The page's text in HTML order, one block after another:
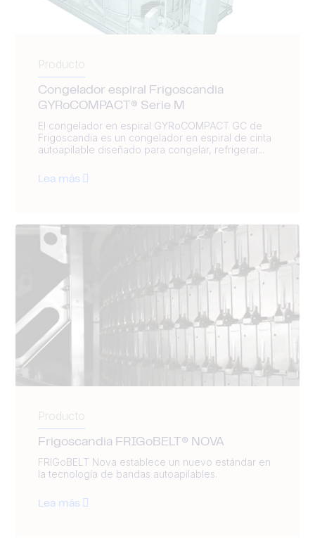
Producto
Congelador espiral Frigoscandia
GYRoCOMPACT® Serie M
El congelador en espiral GYRoCOMPACT GC de
Frigoscandia es un congelador en espiral de cinta
autoapilable diseñado para congelar, refrigerar...
Lea más
Producto
Frigoscandia FRIGoBELT® NOVA
FRIGoBELT Nova establece un nuevo estándar en
la tecnología de bandas autoapilables.
Lea más